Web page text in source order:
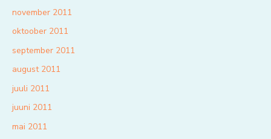
november 2011
oktoober 2011
september 2011
august 2011
juuli 2011
juuni 2011
mai 2011